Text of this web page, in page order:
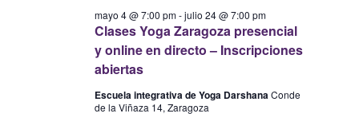
Clases Yoga Zaragoza presencial
y online en directo – Inscripciones
abiertas
mayo 4 @ 7:00 pm-julio 24 @ 7:00 pm
Escuela integrativa de Yoga DarshanaConde
de la Viñaza 14, Zaragoza